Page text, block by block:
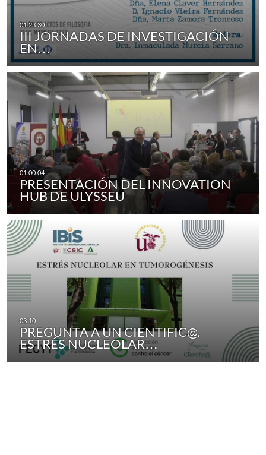
III JORNADAS DE INVESTIGACIÓN
EN…
PRESENTACIÓN DEL INNOVATION
HUB DE ULYSSEU
PREGUNTA A UN CIENTIFIC@.
ESTRÉS NUCLEOLAR…